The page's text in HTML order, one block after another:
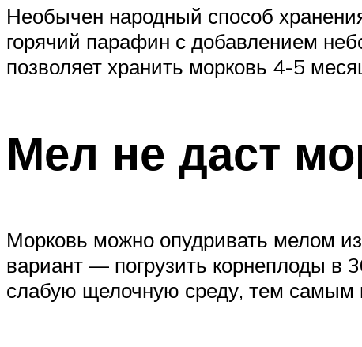
Необычен народный способ
горячий парафин с добавлением
позволяет хранить морковь 4-5
Мел не даст
Морковь можно опудривать мелом
вариант — погрузить корнеплоды в
слабую щелочную среду, тем самым